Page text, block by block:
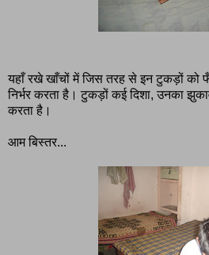
यहाँ रखे खाँचों में जिस तरह से इन टुकड़ों को
निर्भर करता है। टुकड़ों कई दिशा, उनका
करता है।
आम बिस्तर...